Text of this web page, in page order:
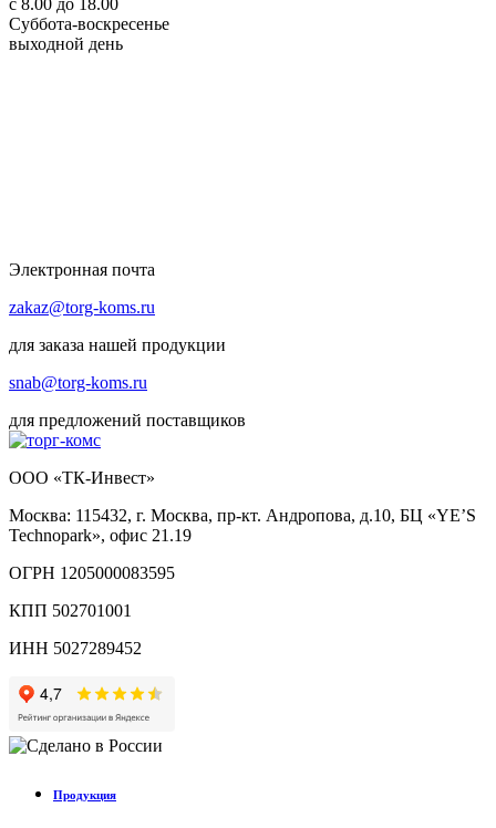
с 8.00 до 18.00
Суббота-воскресенье
выходной день
Электронная почта
zakaz@torg-koms.ru
для заказа нашей продукции
snab@torg-koms.ru
для предложений поставщиков
ООО «ТК-Инвест»
Москва: 115432, г. Москва, пр-кт. Андропова, д.10, БЦ «YE’S
Technopark», офис 21.19
ОГРН 1205000083595
КПП 502701001
ИНН 5027289452
Продукция